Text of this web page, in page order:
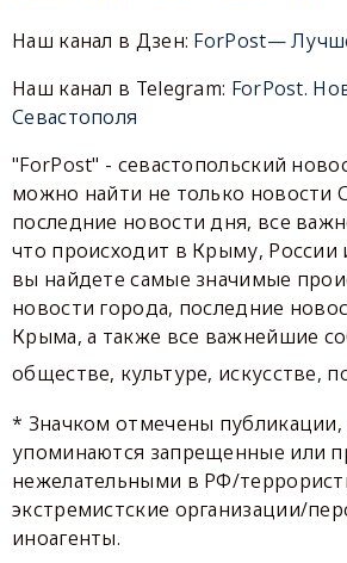
Наш канал в Дзен: ForPost—
Наш канал в Telegram: ForPost.
Севастополя
"ForPost" - севастопольский
можно найти не только новости
последние новости дня, все
что происходит в Крыму, России
вы найдете самые значимые
новости города, последние
Крыма, а также все важнейшие
обществе, культуре, искусстве,
* Значком отмечены
упоминаются запрещенные или
нежелательными в РФ/
экстремистские организации/
иноагенты.